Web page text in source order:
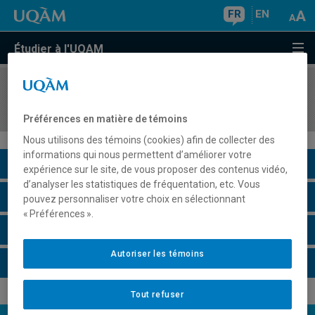
FR EN
Étudier à l'UQAM
COURS//
Description du cours
Horaire - Été 2026
Préférences en matière de témoins
Nous utilisons des témoins (cookies) afin de collecter des
informations qui nous permettent d’améliorer votre
expérience sur le site, de vous proposer des contenus vidéo,
d’analyser les statistiques de fréquentation, etc. Vous
pouvez personnaliser votre choix en sélectionnant
« Préférences ».
Tout refuser
Autoriser les témoins